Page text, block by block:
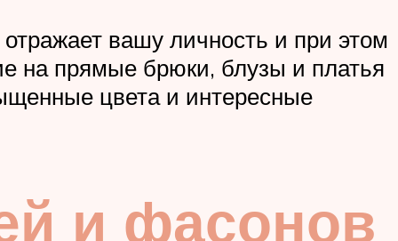
вашу личность и при этом
на прямые брюки, блузы и платья
цвета и интересные
и фасонов